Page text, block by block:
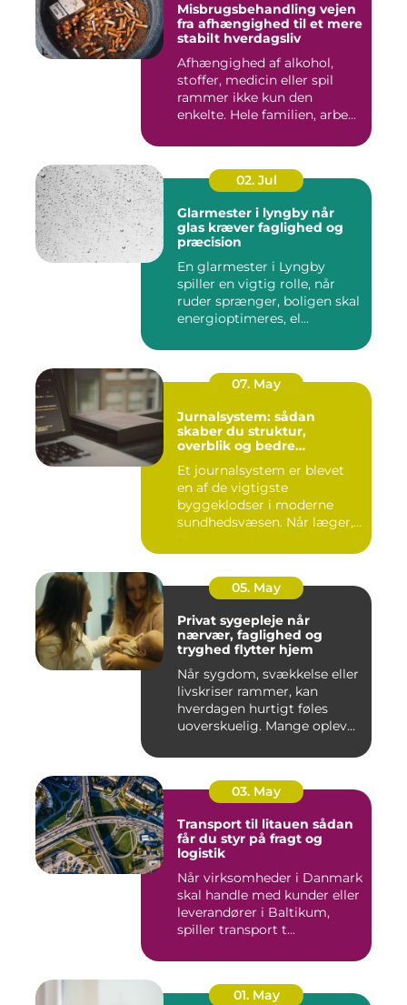
Misbrugsbehandling vejen
fra afhængighed til et mere
stabilt hverdagsliv
Afhængighed af alkohol,
stoffer, medicin eller spil
rammer ikke kun den
enkelte. Hele familien, arbe...
02. Jul
Glarmester i lyngby når
glas kræver faglighed og
præcision
En glarmester i Lyngby
spiller en vigtig rolle, når
ruder sprænger, boligen skal
energioptimeres, el...
07. May
Jurnalsystem: sådan
skaber du struktur,
overblik og bedre
Et journalsystem er blevet
en af de vigtigste
byggeklodser i moderne
sundhedsvæsen. Når læger,
05. May
Privat sygepleje når
nærvær, faglighed og
tryghed flytter hjem
Når sygdom, svækkelse eller
livskriser rammer, kan
hverdagen hurtigt føles
uoverskuelig. Mange oplev...
03. May
Transport til litauen sådan
får du styr på fragt og
logistik
Når virksomheder i Danmark
skal handle med kunder eller
leverandører i Baltikum,
spiller transport t...
01. May